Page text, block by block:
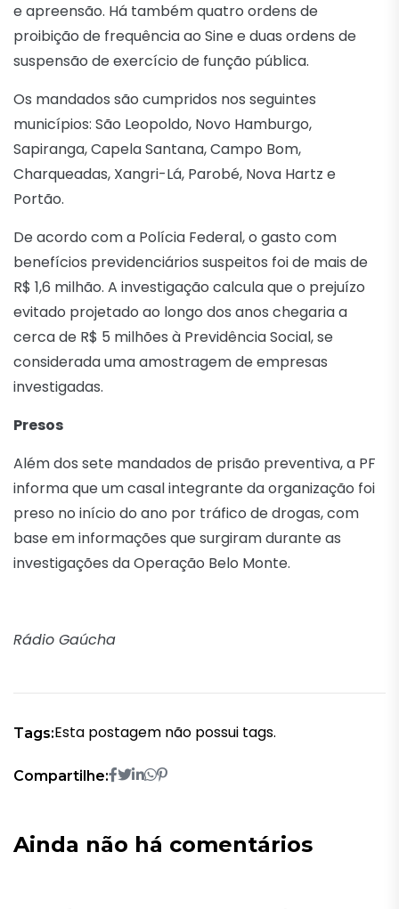
e apreensão. Há também quatro ordens de
proibição de frequência ao Sine e duas ordens de
suspensão de exercício de função pública.
Os mandados são cumpridos nos seguintes
municípios: São Leopoldo, Novo Hamburgo,
Sapiranga, Capela Santana, Campo Bom,
Charqueadas, Xangri-Lá, Parobé, Nova Hartz e
Portão.
De acordo com a Polícia Federal, o gasto com
benefícios previdenciários suspeitos foi de mais de
R$ 1,6 milhão. A investigação calcula que o prejuízo
evitado projetado ao longo dos anos chegaria a
cerca de R$ 5 milhões à Previdência Social, se
considerada uma amostragem de empresas
investigadas.
Presos
Além dos sete mandados de prisão preventiva, a PF
informa que um casal integrante da organização foi
preso no início do ano por tráfico de drogas, com
base em informações que surgiram durante as
investigações da Operação Belo Monte.
Rádio Gaúcha
Tags:Esta postagem não possui tags.
Compartilhe:
Ainda não há comentários